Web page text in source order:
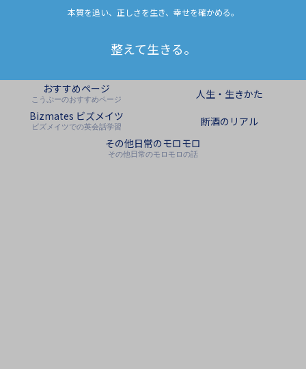
本質を追い、正しさを生き、幸せを確かめる。
整えて生きる。
おすすめページ
こうぷーのおすすめページ
人生・生きかた
Bizmates ビズメイツ
ビズメイツでの英会話学習
断酒のリアル
その他日常のモロモロ
その他日常のモロモロの話